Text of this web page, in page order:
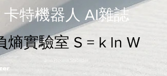
​​卡特機器人 AI雜誌
熵實驗室 S = k ln W
2nm Process Stabilizer